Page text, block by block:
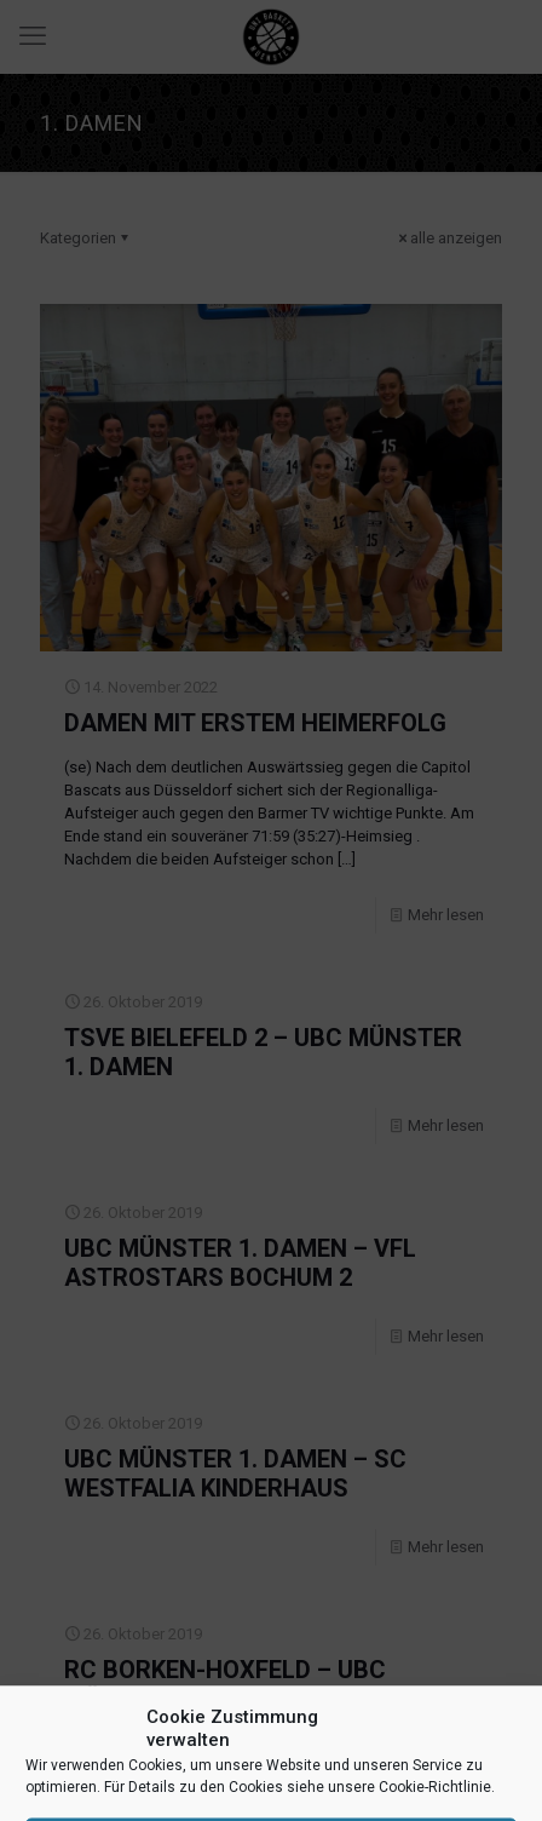
Cookie Zustimmung
verwalten
Wir verwenden Cookies, um unsere Website und unseren Service zu
optimieren. Für Details zu den Cookies siehe unsere Cookie-Richtlinie.
1. DAMEN
Kategorien alle anzeigen
14. November 2022
DAMEN MIT ERSTEM HEIMERFOLG
(se) Nach dem deutlichen Auswärtssieg gegen die Capitol
Bascats aus Düsseldorf sichert sich der Regionalliga-
Aufsteiger auch gegen den Barmer TV wichtige Punkte. Am
Ende stand ein souveräner 71:59 (35:27)-Heimsieg .
Nachdem die beiden Aufsteiger schon […]
Mehr lesen
26. Oktober 2019
TSVE BIELEFELD 2 – UBC MÜNSTER
1. DAMEN
Mehr lesen
26. Oktober 2019
UBC MÜNSTER 1. DAMEN – VFL
ASTROSTARS BOCHUM 2
Mehr lesen
26. Oktober 2019
UBC MÜNSTER 1. DAMEN – SC
WESTFALIA KINDERHAUS
Mehr lesen
26. Oktober 2019
RC BORKEN-HOXFELD – UBC
Mehr lesen